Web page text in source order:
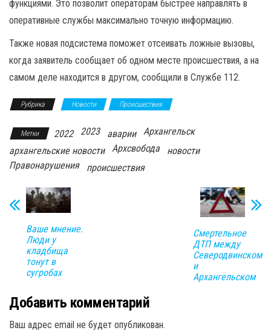
функциями. Это позволит операторам быстрее направлять в
оперативные службы максимально точную информацию.
Также новая подсистема поможет отсеивать ложные вызовы,
когда заявитель сообщает об одном месте происшествия, а на
самом деле находится в другом, сообщили в Службе 112.
Рубрика Новости Происшествия
Метки 2022 2023 аварии
Архангельск
архангельские новости
Архсвобода
новости
Правонарушения
происшествия
Ваше мнение.
Люди у
кладбища
тонут в
сугробах
Смертельное
ДТП между
Северодвинском
и
Архангельском
Добавить комментарий
Ваш адрес email не будет опубликован.